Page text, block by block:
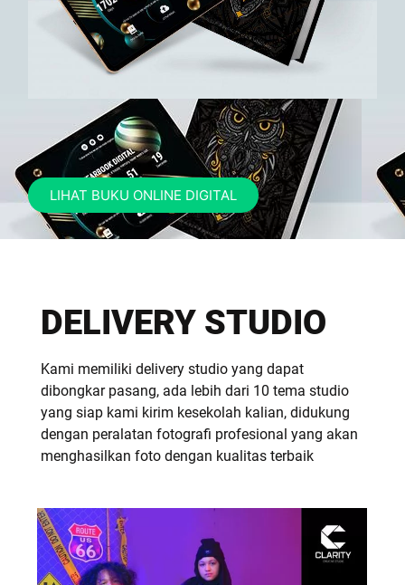
LIHAT BUKU ONLINE DIGITAL
DELIVERY STUDIO
Kami memiliki delivery studio yang dapat
dibongkar pasang, ada lebih dari 10 tema studio
yang siap kami kirim kesekolah kalian, didukung
dengan peralatan fotografi profesional yang akan
menghasilkan foto dengan kualitas terbaik